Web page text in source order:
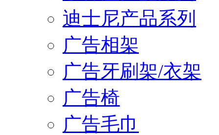
迪士尼产品系列
广告相架
广告牙刷架/衣架
广告椅
广告毛巾